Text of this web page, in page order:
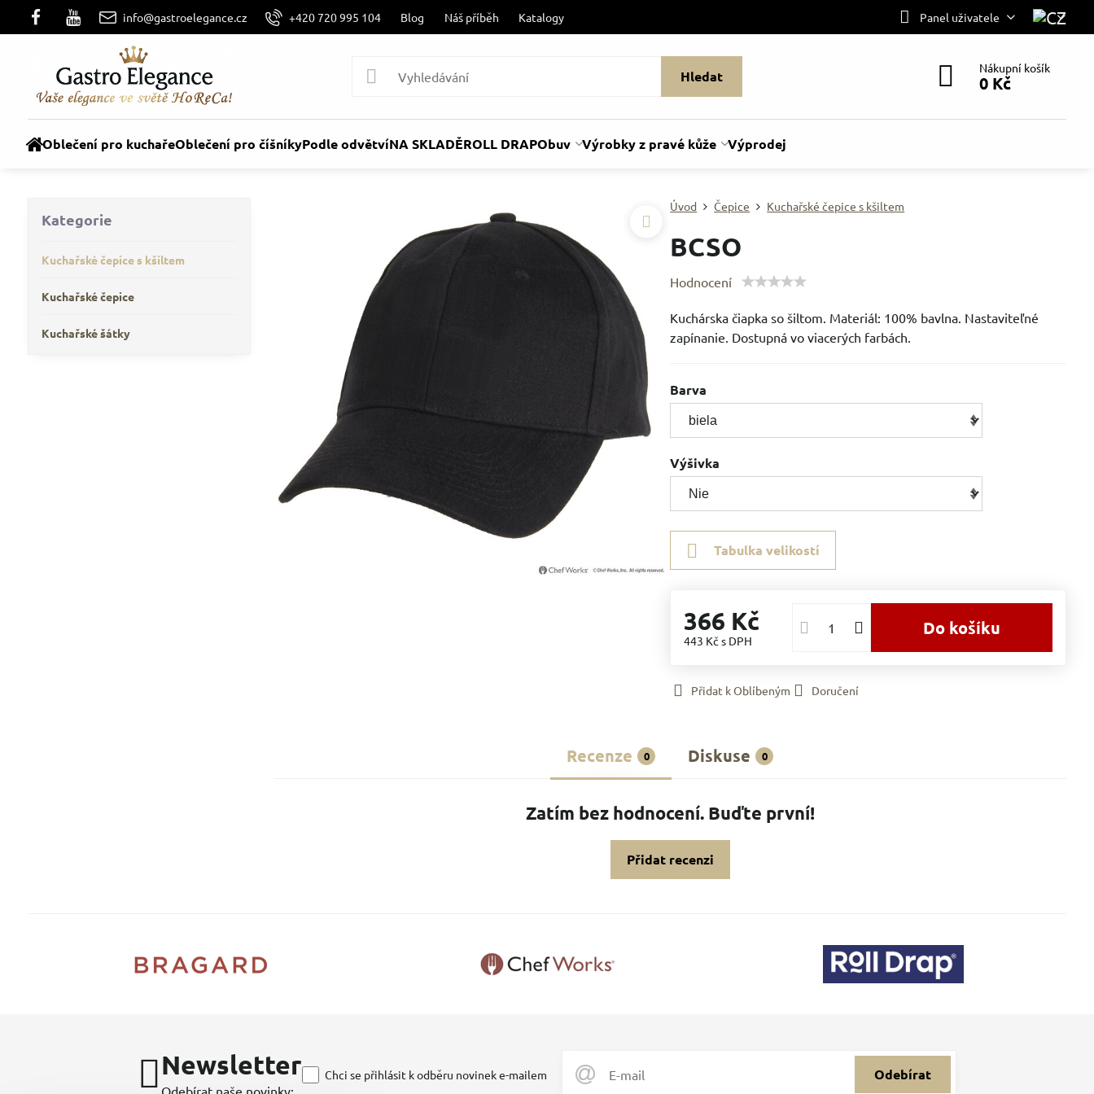
info@gastroelegance.cz +420 720 995 104 Blog Náš příběh Katalogy Panel uživatele
Hledat Nákupní košík
0 Kč
Oblečení pro kuchařeOblečení pro číšníkyPodle odvětvíNA SKLADĚROLL DRAPObuv Výrobky z pravé kůže Výprodej
Úvod Čepice Kuchařské čepice s kšiltem
BCSO
Hodnocení
Kuchárska čiapka so šiltom. Materiál: 100% bavlna. Nastaviteľné
zapínanie. Dostupná vo viacerých farbách.
Barva
Výšivka
Tabulka velikostí
366 Kč
443 Kčs DPH
Do košíku
Přidat k Oblíbeným Doručení
Recenze 0 Diskuse 0
Zatím bez hodnocení. Buďte první!
Přidat recenzi
Kategorie
Kuchařské čepice s kšiltem
Kuchařské čepice
Kuchařské šátky
Newsletter
Odebírat naše novinky:
Odebírat
Chci se přihlásit k odběru novinek e-mailem